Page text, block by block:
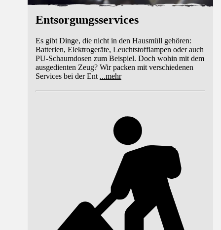
Entsorgungsservices
Es gibt Dinge, die nicht in den Hausmüll gehören:
Batterien, Elektrogeräte, Leuchtstofflampen oder auch
PU-Schaumdosen zum Beispiel. Doch wohin mit dem
ausgedienten Zeug? Wir packen mit verschiedenen
Services bei der Ent ...mehr